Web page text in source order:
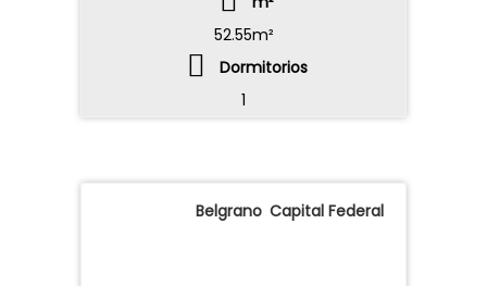
52.55m²
Dormitorios
1
Belgrano Capital Federal